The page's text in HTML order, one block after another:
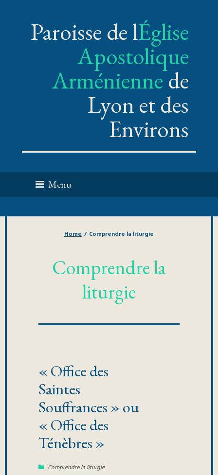
Paroisse de lÉglise
Apostolique
Arméniennede
Lyon et des
Environs
Menu
Home / Comprendre la liturgie
Comprendre la
liturgie
« Office des
Saintes
Souffrances » ou
« Office des
Ténèbres »
Comprendre la liturgie